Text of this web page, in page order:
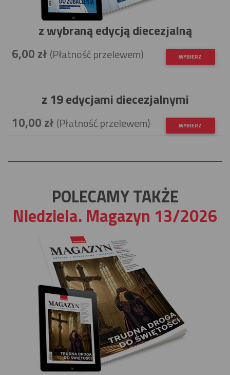
z wybraną edycją diecezjalną
WYBIERZ
6,00 zł (Płatność przelewem)
z 19 edycjami diecezjalnymi
WYBIERZ
10,00 zł (Płatność przelewem)
POLECAMY TAKŻE
Niedziela. Magazyn 13/2026